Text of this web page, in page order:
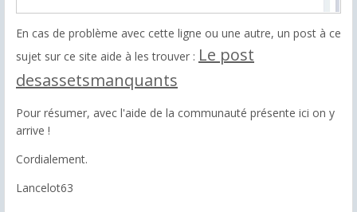
En cas de problème avec cette ligne ou une autre, un post à ce
sujet sur ce site aide à les trouver : Le post
desassetsmanquants
Pour résumer, avec l'aide de la communauté présente ici on y
arrive !
Cordialement.
Lancelot63